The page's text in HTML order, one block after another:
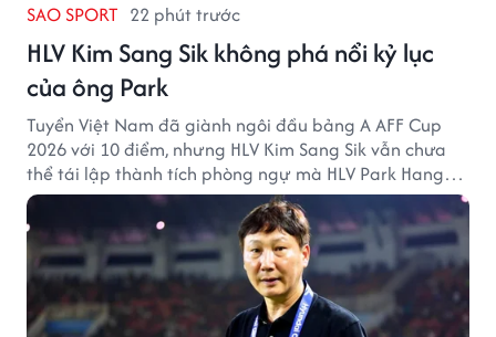
SAO SPORT 22 phút trước
HLV Kim Sang Sik không phá nổi kỷ lục
của ông Park
Tuyển Việt Nam đã giành ngôi đầu bảng A AFF Cup
2026 với 10 điểm, nhưng HLV Kim Sang Sik vẫn chưa
thể tái lập thành tích phòng ngự mà HLV Park Hang
Seo từng tạo ra.